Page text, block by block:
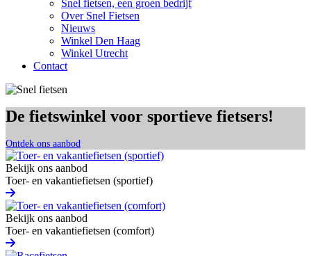
Snel fietsen, een groen bedrijf
Over Snel Fietsen
Nieuws
Winkel Den Haag
Winkel Utrecht
Contact
De fietswinkel voor sportieve fietsers!
Ontdek ons aanbod
Bekijk ons aanbod
Toer- en vakantiefietsen (sportief)
Bekijk ons aanbod
Toer- en vakantiefietsen (comfort)